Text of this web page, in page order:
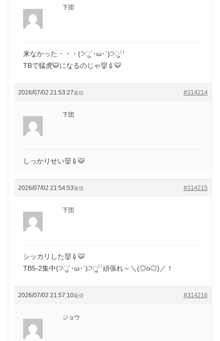
下団
来なかった・・・(੭ु´･ω･`)੭ु⁾⁾
TBで猛虎🐯になるのじゃ👹💉🐯
2026/07/02 21:53:27 #314214
返信
下団
しっかりせい👹💉🐯
2026/07/02 21:54:53 #314215
返信
下団
シッカリした👹💉🐯
TB5-2集中(੭ु´･ω･`)੭ु⁾⁾頑張れ～＼(◎o◎)／！
2026/07/02 21:57:10 #314216
返信
ジョウ